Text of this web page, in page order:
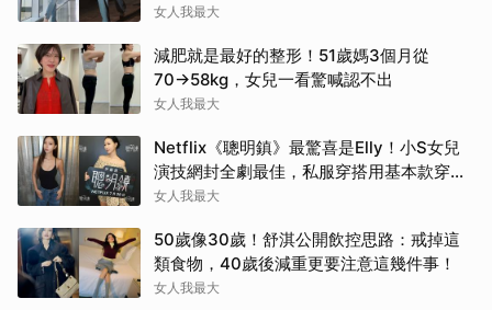
必看這幾條
女人我最大
減肥就是最好的整形！51歲媽3個月從
70→58kg，女兒一看驚喊認不出
女人我最大
Netflix《聰明鎮》最驚喜是Elly！小S女兒
演技網封全劇最佳，私服穿搭用基本款穿出
高級感
女人我最大
50歲像30歲！舒淇公開飲控思路：戒掉這
類食物，40歲後減重更要注意這幾件事！
女人我最大